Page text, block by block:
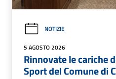
NOTIZIE
5 AGOSTO 2026
Rinnovate le cariche
Sport del Comune di